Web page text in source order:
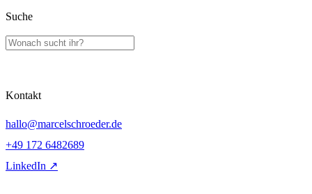
Suche
Kontakt
hallo@marcelschroeder.de
+49 172 6482689
LinkedIn ↗